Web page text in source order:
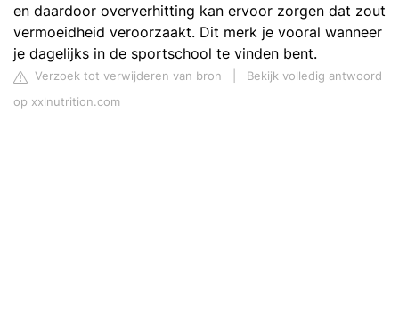
en daardoor oververhitting kan ervoor zorgen dat zout
vermoeidheid veroorzaakt. Dit merk je vooral wanneer
je dagelijks in de sportschool te vinden bent.
Verzoek tot verwijderen van bron
Bekijk volledig antwoord
op xxlnutrition.com